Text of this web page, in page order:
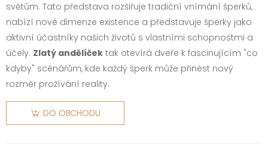
světům. Tato představa rozšiřuje tradiční vnímání šperků,
nabízí nové dimenze existence a představuje šperky jako
aktivní účastníky našich životů s vlastními schopnostmi a
účely. Zlatý andělíček tak otevírá dveře k fascinujícím "co
kdyby" scénářům, kde každý šperk může přinést nový
rozměr prožívání reality.
DO OBCHODU